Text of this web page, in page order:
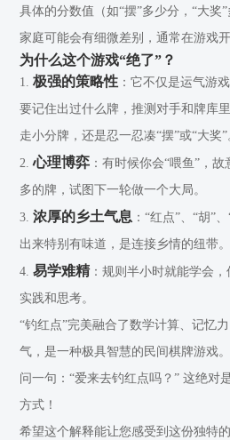
具体的分数值（如“摆”多少分，“大奖
家庭可能会有细微差别，通常在游戏
为什么这个游戏“绝了”？
1.极强的策略性 ：它不仅是运气游
要记住出过什么牌，推测对手和牌库
走小分牌，还是忍一忍凑“摆”或“大奖”
2.心理博弈 ：有时候你会“喂鱼”，
多的牌，试图下一轮做一个大局。
3.浓厚的乡土气息 ：“红点”、“胡”
出来特别有味道，是连接乡情的纽带。
4.易学难精：规则半小时就能学会
实践和思考。
“钓红点”完美融合了数学计算、记忆
气，是一种极具智慧的民间棋牌游戏
问一句：“爱来去钓红点吗？” 这绝对
方式！
希望这个解释能让您感受到这份独特